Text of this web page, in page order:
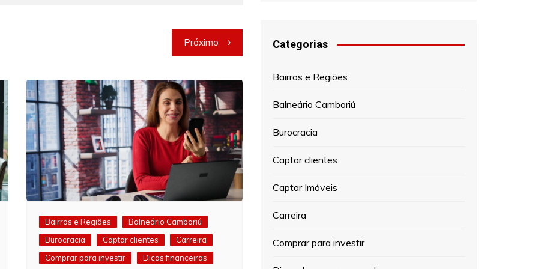
Próximo
Bairros e Regiões
Balneário Camboriú
Burocracia
Captar clientes
Carreira
Comprar para investir
Dicas financeiras
Categorias
Bairros e Regiões
Balneário Camboriú
Burocracia
Captar clientes
Captar Imóveis
Carreira
Comprar para investir